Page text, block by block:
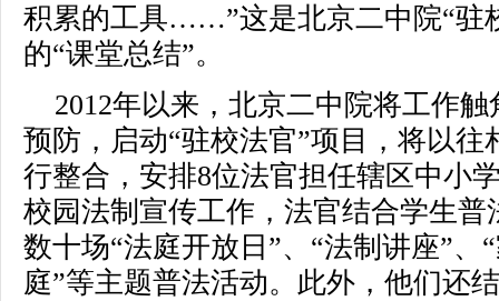
积累的工具……”这是北京二中院“驻
的“课堂总结”。
2012年以来，北京二中院将工作
预防，启动“驻校法官”项目，将以
行整合，安排8位法官担任辖区中小
校园法制宣传工作，法官结合学生
数十场“法庭开放日”、“法制讲座”、
庭”等主题普法活动。此外，他们还